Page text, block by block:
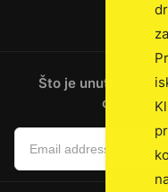
Što je unutra:
o